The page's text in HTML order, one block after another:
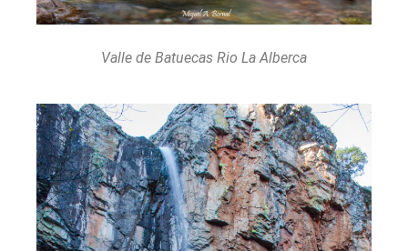
Valle de Batuecas Rio La Alberca